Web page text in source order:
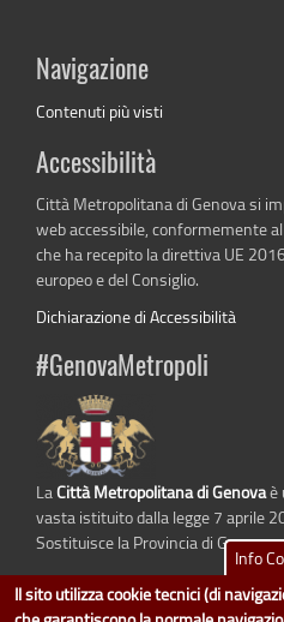
Navigazione
Contenuti più visti
Accessibilità
Città Metropolitana di Genova si
web accessibile, conformemente
che ha recepito la direttiva UE
europeo e del Consiglio.
Dichiarazione di Accessibilità
#GenovaMetropoli
LaCittà Metropolitana di Genovaè
vasta istituito dalla legge 7 aprile
Sostituisce la Provincia di Genova.
Info
Il sito utilizza cookie tecnici (di